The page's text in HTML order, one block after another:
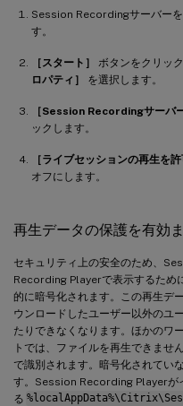
Session Recordingサーバーを
す。
［スタート］ ボタンをクリック
ロパティ］
を選択します。
［Session Recordingサーバ
ックします。
［ライブセッションの再生を許
オフにします。
再生データの保護を有効
セキュリティ上の安全のため、
Recording Playerで表示するため
的に暗号化されます。この再生デ
ウンロードしたユーザー以外のユ
たりできなくなります。ほかのワ
トでは、ファイルを再生できませ
で識別されます。暗号化されてい
す。Session Recording Playerが
る